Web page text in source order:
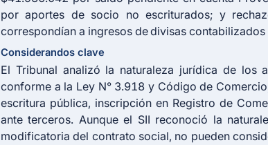
por aportes de socio no escriturados; y
correspondían a ingresos de divisas
Considerandos clave
El Tribunal analizó la naturaleza jurídica de los
conforme a la Ley N° 3.918 y Código de
escritura pública, inscripción en Registro de
ante terceros. Aunque el SII reconoció la
modificatoria del contrato social, no pueden